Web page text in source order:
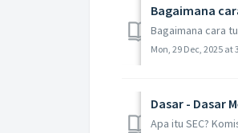
Bagaimana
Bagaimana cara
Mon, 29 Dec, 2025 at
Dasar - Dasar
Apa itu SEC?